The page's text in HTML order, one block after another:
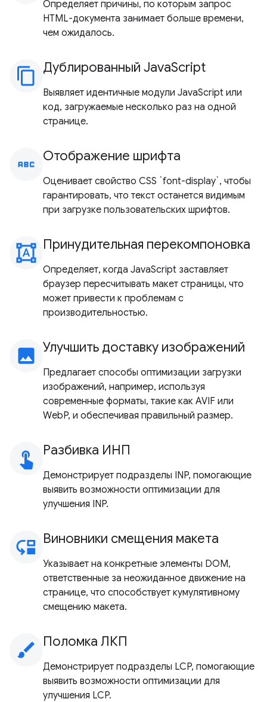
Определяет причины, по которым запрос
HTML-документа занимает больше времени,
чем ожидалось.
content_copy Дублированный JavaScript
Выявляет идентичные модули JavaScript или
код, загружаемые несколько раз на одной
странице.
abc Отображение шрифта
Оценивает свойство CSS `font-display`, чтобы
гарантировать, что текст останется видимым
при загрузке пользовательских шрифтов.
format_shapes Принудительная перекомпоновка
Определяет, когда JavaScript заставляет
браузер пересчитывать макет страницы, что
может привести к проблемам с
производительностью.
image Улучшить доставку изображений
Предлагает способы оптимизации загрузки
изображений, например, используя
современные форматы, такие как AVIF или
WebP, и обеспечивая правильный размер.
touch_app Разбивка ИНП
Демонстрирует подразделы INP, помогающие
выявить возможности оптимизации для
улучшения INP.
move_down Виновники смещения макета
Указывает на конкретные элементы DOM,
ответственные за неожиданное движение на
странице, что способствует кумулятивному
смещению макета.
brush Поломка ЛКП
Демонстрирует подразделы LCP, помогающие
выявить возможности оптимизации для
улучшения LCP.